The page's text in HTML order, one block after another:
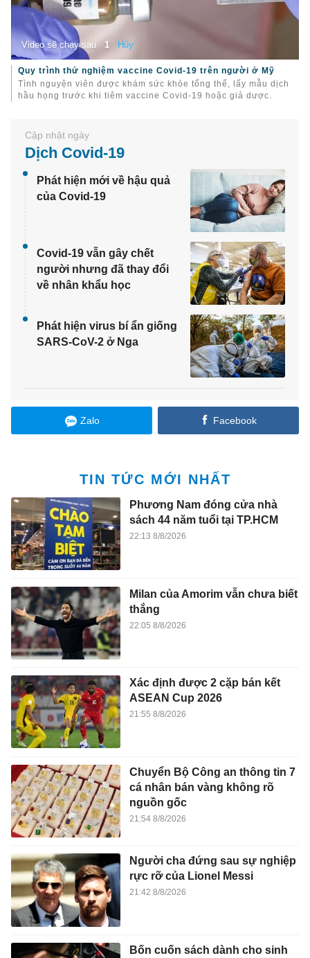
Video sẽ chạy sau 1 Hủy
Quy trình thử nghiệm vaccine Covid-19 trên người ở Mỹ
Tình nguyện viên được khám sức khỏe tổng thể, lấy mẫu dịch
hầu họng trước khi tiêm vaccine Covid-19 hoặc giả dược.
Dịch Covid-19
Phát hiện mới về hậu quả
của Covid-19
Covid-19 vẫn gây chết
người nhưng đã thay đổi
về nhân khẩu học
Phát hiện virus bí ẩn giống
SARS-CoV-2 ở Nga
Zalo Facebook
TIN TỨC MỚI NHẤT
Phương Nam đóng cửa nhà
sách 44 năm tuổi tại TP.HCM
22:13 8/8/2026
Milan của Amorim vẫn chưa biết
thắng
22:05 8/8/2026
Xác định được 2 cặp bán kết
ASEAN Cup 2026
21:55 8/8/2026
Chuyển Bộ Công an thông tin 7
cá nhân bán vàng không rõ
nguồn gốc
21:54 8/8/2026
Người cha đứng sau sự nghiệp
rực rỡ của Lionel Messi
21:42 8/8/2026
Bốn cuốn sách dành cho sinh